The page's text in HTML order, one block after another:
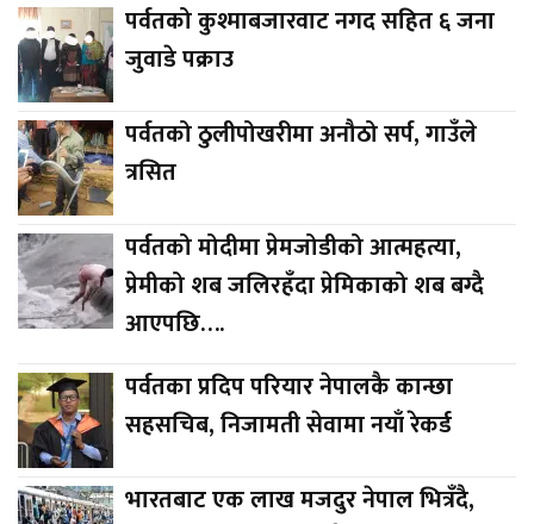
पर्वतको कुश्माबजारवाट नगद सहित ६ जना
जुवाडे पक्राउ
पर्वतको ठुलीपोखरीमा अनौठो सर्प, गाउँले
त्रसित
पर्वतको मोदीमा प्रेमजोडीको आत्महत्या,
प्रेमीको शब जलिरहँदा प्रेमिकाको शब बग्दै
आएपछि….
पर्वतका प्रदिप परियार नेपालकै कान्छा
सहसचिब, निजामती सेवामा नयाँ रेकर्ड
भारतबाट एक लाख मजदुर नेपाल भित्रँदै,